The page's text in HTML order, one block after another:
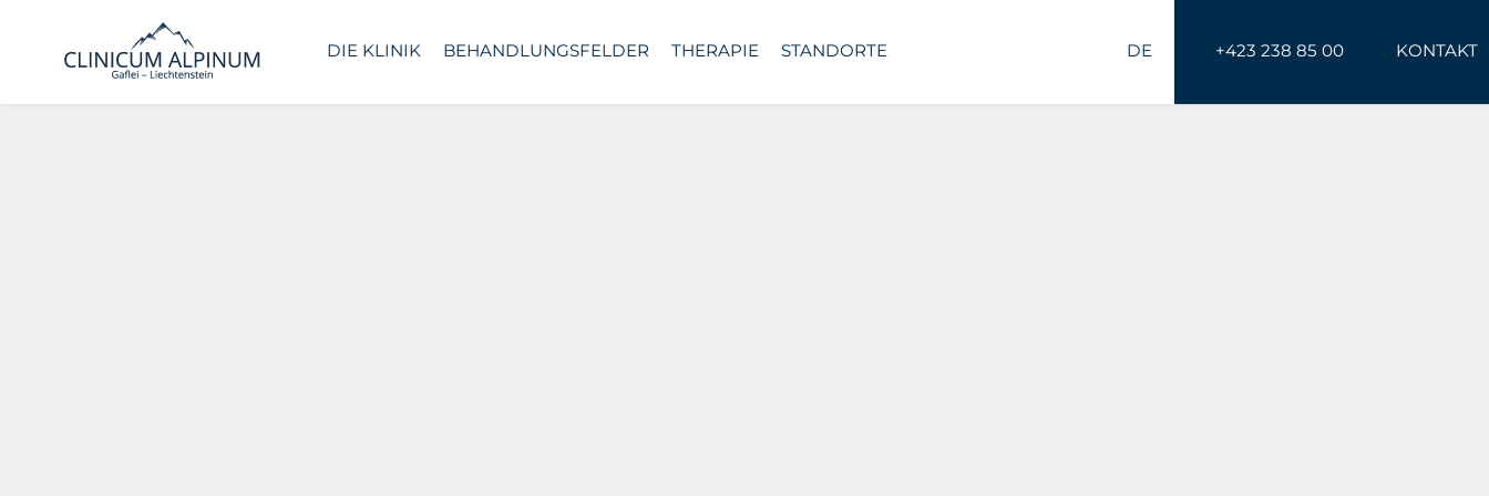
DE +423 238 85 00 KONTAKT
DIE KLINIK BEHANDLUNGSFELDER THERAPIE STANDORTE